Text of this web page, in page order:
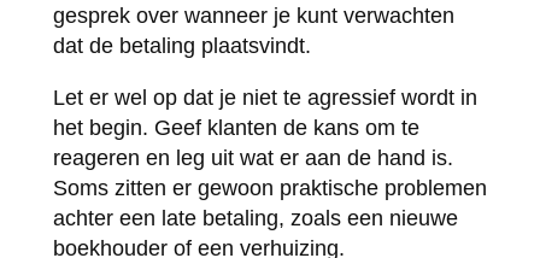
gesprek over wanneer je kunt verwachten
dat de betaling plaatsvindt.
Let er wel op dat je niet te agressief wordt in
het begin. Geef klanten de kans om te
reageren en leg uit wat er aan de hand is.
Soms zitten er gewoon praktische problemen
achter een late betaling, zoals een nieuwe
boekhouder of een verhuizing.